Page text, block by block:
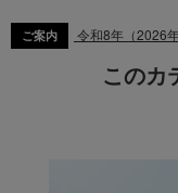
ご案内 令和8年（2026
このカ